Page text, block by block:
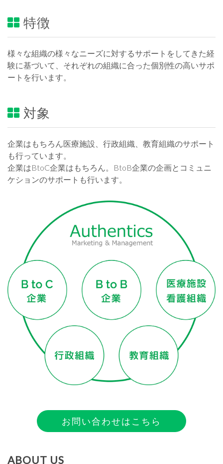
特徴
様々な組織の様々なニーズに対するサポートをしてきた経
験に基づいて、それぞれの組織に合った個別性の高いサポ
ートを行います。
対象
企業はもちろん医療施設、行政組織、教育組織のサポート
も行っています。
企業はBtoC企業はもちろん。BtoB企業の企画とコミュニ
ケションのサポートも行います。
お問い合わせはこちら
ABOUT US